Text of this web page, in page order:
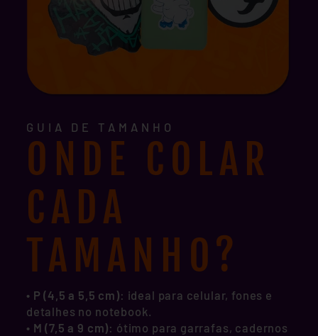
GUIA DE TAMANHO
ONDE COLAR
CADA
TAMANHO?
• P (4,5 a 5,5 cm): ideal para celular, fones e
detalhes no notebook.
• M (7,5 a 9 cm): ótimo para garrafas, cadernos